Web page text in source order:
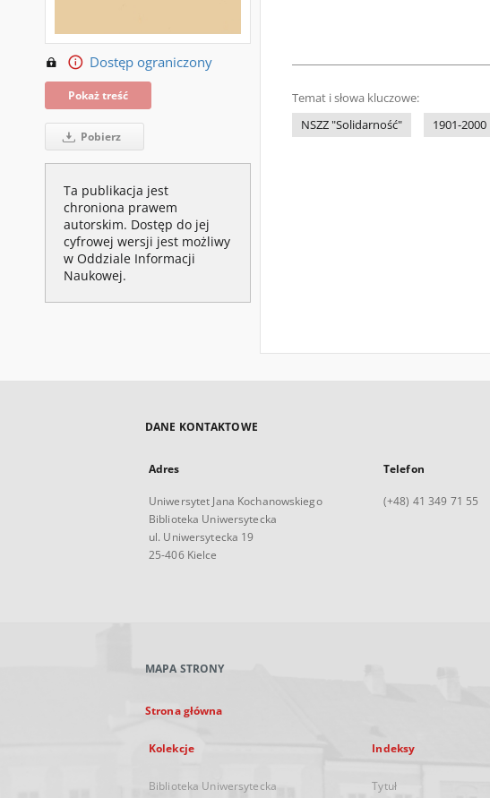
Dostęp ograniczony
Pokaż treść
Pobierz
Ta publikacja jest
chroniona prawem
autorskim. Dostęp do jej
cyfrowej wersji jest możliwy
w Oddziale Informacji
Naukowej.
Temat i słowa kluczowe:
NSZZ "Solidarność"
1901-2000
DANE KONTAKTOWE
Adres
Uniwersytet Jana Kochanowskiego
Biblioteka Uniwersytecka
ul. Uniwersytecka 19
25-406 Kielce
Telefon
(+48) 41 349 71 55
MAPA STRONY
Strona główna
Kolekcje
Biblioteka Uniwersytecka
Indeksy
Tytuł